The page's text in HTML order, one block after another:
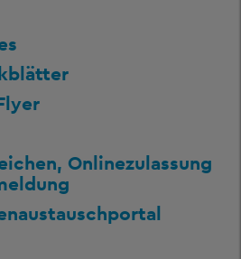
Onlinezulassung